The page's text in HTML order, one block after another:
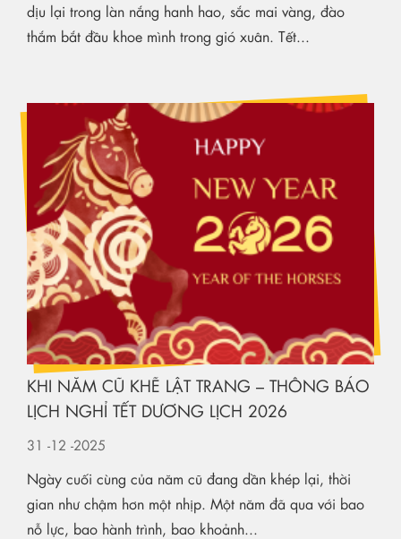
dịu lại trong làn nắng hanh hao, sắc mai vàng, đào
thắm bắt đầu khoe mình trong gió xuân. Tết...
KHI NĂM CŨ KHẼ LẬT TRANG – THÔNG BÁO
LỊCH NGHỈ TẾT DƯƠNG LỊCH 2026
31 -12 -2025
Ngày cuối cùng của năm cũ đang dần khép lại, thời
gian như chậm hơn một nhịp. Một năm đã qua với bao
nỗ lực, bao hành trình, bao khoảnh...